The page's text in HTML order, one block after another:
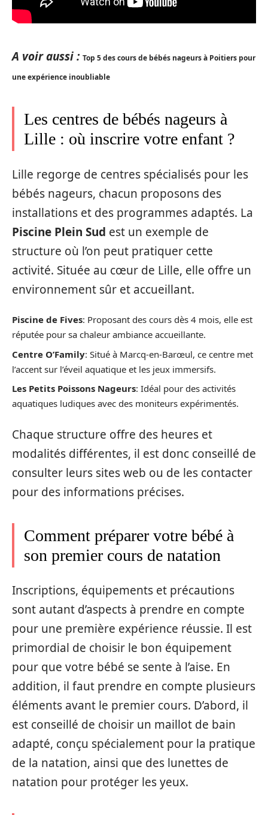
A voir aussi : Top 5 des cours de bébés nageurs à Poitiers pour
une expérience inoubliable
Les centres de bébés nageurs à
Lille : où inscrire votre enfant ?
Lille regorge de centres spécialisés pour les
bébés nageurs, chacun proposons des
installations et des programmes adaptés. La
Piscine Plein Sud est un exemple de
structure où l’on peut pratiquer cette
activité. Située au cœur de Lille, elle offre un
environnement sûr et accueillant.
Piscine de Fives: Proposant des cours dès 4 mois, elle est
réputée pour sa chaleur ambiance accueillante.
Centre O’Family: Situé à Marcq-en-Barœul, ce centre met
l’accent sur l’éveil aquatique et les jeux immersifs.
Les Petits Poissons Nageurs: Idéal pour des activités
aquatiques ludiques avec des moniteurs expérimentés.
Chaque structure offre des heures et
modalités différentes, il est donc conseillé de
consulter leurs sites web ou de les contacter
pour des informations précises.
Comment préparer votre bébé à
son premier cours de natation
Inscriptions, équipements et précautions
sont autant d’aspects à prendre en compte
pour une première expérience réussie. Il est
primordial de choisir le bon équipement
pour que votre bébé se sente à l’aise. En
addition, il faut prendre en compte plusieurs
éléments avant le premier cours. D’abord, il
est conseillé de choisir un maillot de bain
adapté, conçu spécialement pour la pratique
de la natation, ainsi que des lunettes de
natation pour protéger les yeux.